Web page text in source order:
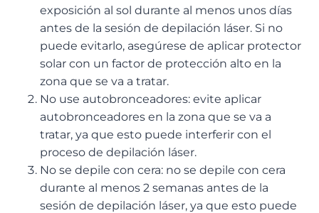
exposición al sol durante al menos unos días
antes de la sesión de depilación láser. Si no
puede evitarlo, asegúrese de aplicar protector
solar con un factor de protección alto en la
zona que se va a tratar.
No use autobronceadores: evite aplicar
autobronceadores en la zona que se va a
tratar, ya que esto puede interferir con el
proceso de depilación láser.
No se depile con cera: no se depile con cera
durante al menos 2 semanas antes de la
sesión de depilación láser, ya que esto puede